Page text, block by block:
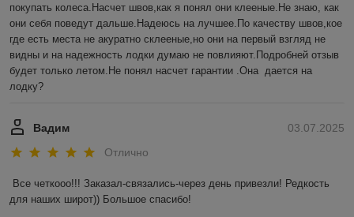
покупать колеса.Насчет швов,как я понял они клееные.Не знаю, как
они себя поведут дальше.Надеюсь на лучшее.По качеству швов,кое
где есть места не акуратно склееные,но они на первый взгляд не
видны и на надежность лодки думаю не повлияют.Подробней отзыв
будет только летом.Не понял насчет гарантии .Она  дается на
лодку?
03.07.2025
Вадим
Отлично
Все четкооо!!! Заказал-связались-через день привезли! Редкость
для наших широт)) Большое спасибо!